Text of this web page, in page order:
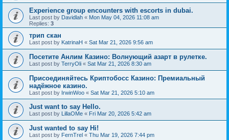
Experience group encounters with escorts in dubai.
Last post by Davidlah « Mon May 04, 2026 11:08 am
Replies: 3
трип скан
Last post by KatrinaH « Sat Mar 21, 2026 9:56 am
Посетите Анлим Казино: Волнующий азарт в рулетке.
Last post by TerryOli « Sat Mar 21, 2026 8:30 am
Присоединяйтесь Криптобосс Казино: Премиальный
надёжное казино.
Last post by IrwinWoo « Sat Mar 21, 2026 5:10 am
Just want to say Hello.
Last post by LillaOMe « Fri Mar 20, 2026 5:42 am
Just wanted to say Hi!
Last post by FernTrel « Thu Mar 19, 2026 7:44 pm